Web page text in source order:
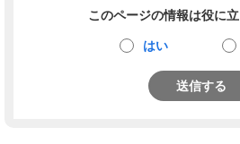
このページの情報は役に
はい
送信する